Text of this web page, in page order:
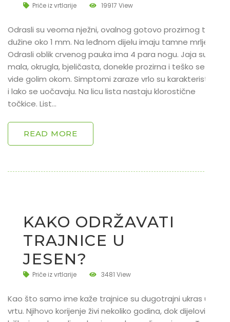
Priče iz vrtlarije 19917 View
Odrasli su veoma nježni, ovalnog gotovo prozirnog tijela,
dužine oko 1 mm. Na leđnom dijelu imaju tamne mrlje.
Odrasli oblik crvenog pauka ima 4 para nogu. Jaja su
mala, okrugla, bjeličasta, donekle prozirna i teško se
vide golim okom. Simptomi zaraze vrlo su karakteristični
i lako se uočavaju. Na licu lista nastaju klorostične
točkice. List…
READ MORE
KAKO ODRŽAVATI
TRAJNICE U
JESEN?
Priče iz vrtlarije 3481 View
Kao što samo ime kaže trajnice su dugotrajni ukras u
vrtu. Njihovo korijenje živi nekoliko godina, dok dijelovi